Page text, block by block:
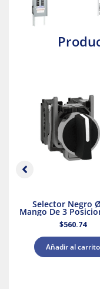
Selector Negro
Mango De 3
$560.74
Añadir al carrito